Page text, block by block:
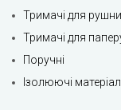
Тримачі для
Тримачі для
Поручні
Ізолюючі